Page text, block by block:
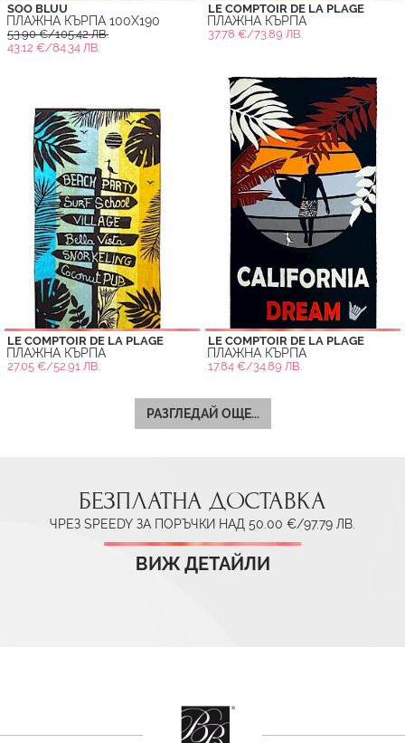
SOO BLUU
ПЛАЖНА КЪРПА 100X190
53.90 €/105.42 ЛВ.
43.12 €/84.34 ЛВ.
LE COMPTOIR DE LA PLAGE
ПЛАЖНА КЪРПА
37.78 €/73.89 ЛВ.
LE COMPTOIR DE LA PLAGE
ПЛАЖНА КЪРПА
27.05 €/52.91 ЛВ.
LE COMPTOIR DE LA PLAGE
ПЛАЖНА КЪРПА
17.84 €/34.89 ЛВ.
РАЗГЛЕДАЙ ОЩЕ...
БЕЗПЛАТНА ДОСТАВКА
ЧРЕЗ SPEEDY ЗА ПОРЪЧКИ НАД 50.00 €/97.79 ЛВ.
ВИЖ ДЕТАЙЛИ